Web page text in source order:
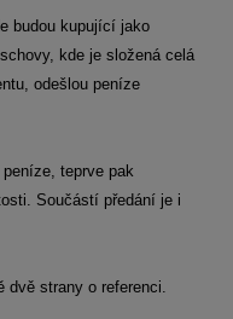
budou kupující jako
kde je složená celá
odešlou peníze
teprve pak
Součástí předání je i
dvě strany o referenci.